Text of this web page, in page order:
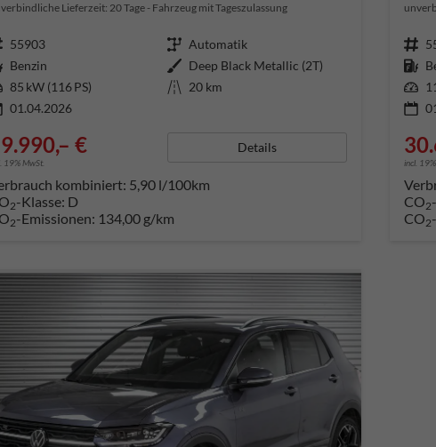
Lieferzeit: 20 Tage Fahrzeug mit Tageszulassung
55903 Getriebe Automatik
Benzin Außenfarbe Deep Black Metallic (2T)
85 kW (116 PS) Kilometerstand 20 km
01.04.2026
€
19% MwSt.
Details
kombiniert: 5,90 l/100km
2-Klasse: D
2-Emissionen: 134,00 g/km
Fahrzeugnummer
Kraftstoff
Leistung
incl.
CO2
CO2